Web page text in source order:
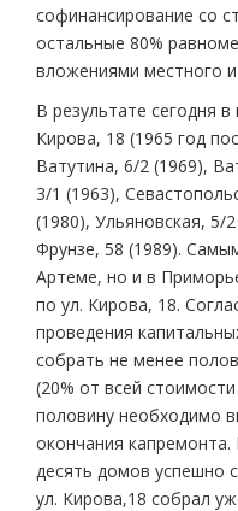
софинансирование со
остальные 80%
вложениями местного
В результате сегодня
Кирова, 18 (1965 год
Ватутина, 6/2 (1969),
3/1 (1963),
(1980), Ульяновская, 5/
Фрунзе, 58 (1989).
Артеме, но и в
по ул. Кирова, 18.
проведения
собрать не менее
(20% от всей
половину необходимо
окончания
десять домов успешно
ул. Кирова,18 собрал